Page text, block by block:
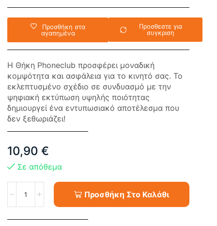
Προσθήκη στα
αγαπημένα
Προσθεστε για
συγκριση
Η Θήκη Phoneclub προσφέρει μοναδική
κομψότητα και ασφάλεια για το κινητό σας. Το
εκλεπτυσμένο σχέδιο σε συνδυασμό με την
ψηφιακή εκτύπωση υψηλής ποιότητας
δημιουργεί ένα εντυπωσιακό αποτέλεσμα που
δεν ξεθωριάζει!
10,90 €
Σε απόθεμα
Προσθήκη Στο Καλάθι